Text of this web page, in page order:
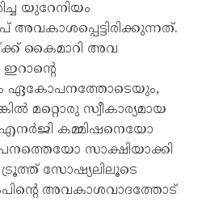
യുറേനിയം
അവകാശപ്പെട്ടിരിക്കുന്നത്.
കൈമാറി അവ
ഇറാന്റെ
മറ്റൊരു സ്വീകാര്യമായ
കമ്മിഷനെയോ
സാക്ഷിയാക്കി
ട്രൂത്ത് സോഷ്യലിലൂടെ
അവകാശവാദത്തോട്